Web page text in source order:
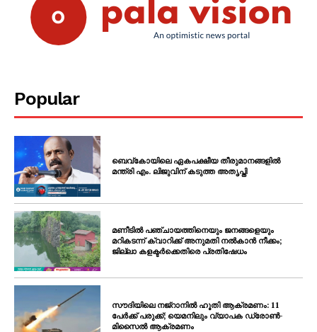
About
Subscription Plans
My account
Grievance Redressal
Popular
ബെവ്കോയിലെ ഏകപക്ഷീയ തീരുമാനങ്ങളിൽ
മന്ത്രി എം. ലിജുവിന് കടുത്ത അതൃപ്തി
മണീടിൽ പഞ്ചായത്തിനെയും ജനങ്ങളെയും
മറികടന്ന് ക്വാറിക്ക് അനുമതി നൽകാൻ നീക്കം;
ജില്ലാ കളക്ടർക്കെതിരെ പ്രതിഷേധം
സൗദിയിലെ നജ്‌റാനിൽ ഹൂതി ആക്രമണം: 11
പേർക്ക് പരുക്ക്; യെമനിലും വ്യാപക ഡ്രോൺ-
മിസൈൽ ആക്രമണം